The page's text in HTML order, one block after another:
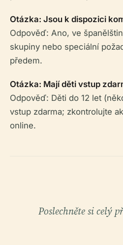
Otázka: Jsou k dispozici
Odpověď: Ano, ve
skupiny nebo speciální
předem.
Otázka: Mají děti vstup
Odpověď: Děti do 12 let
vstup zdarma; zkontrolujte
online.
Poslechněte si celý